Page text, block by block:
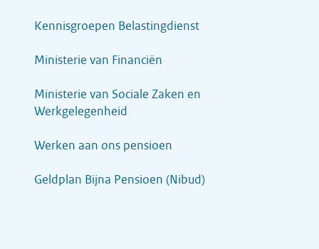
Kennisgroepen Belastingdienst
Ministerie van Financiën
Ministerie van Sociale Zaken en
Werkgelegenheid
Werken aan ons pensioen
Geldplan Bijna Pensioen (Nibud)